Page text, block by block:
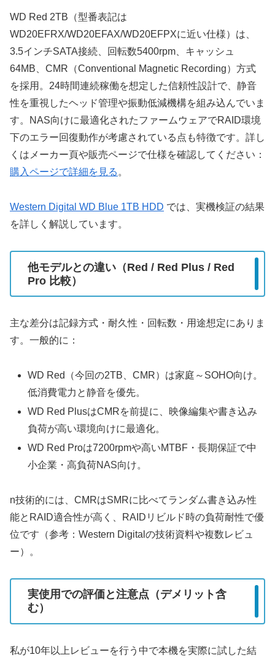
WD Red 2TB（型番表記は
WD20EFRX/WD20EFAX/WD20EFPXに近い仕様）は、
3.5インチSATA接続、回転数5400rpm、キャッシュ
64MB、CMR（Conventional Magnetic Recording）方式
を採用。24時間連続稼働を想定した信頼性設計で、静音
性を重視したヘッド管理や振動低減機構を組み込んでいま
す。NAS向けに最適化されたファームウェアでRAID環境
下のエラー回復動作が考慮されている点も特徴です。詳し
くはメーカー頁や販売ページで仕様を確認してください：
購入ページで詳細を見る。
Western Digital WD Blue 1TB HDD では、実機検証の結果
を詳しく解説しています。
他モデルとの違い（Red / Red Plus / Red
Pro 比較）
主な差分は記録方式・耐久性・回転数・用途想定にありま
す。一般的に：
WD Red（今回の2TB、CMR）は家庭～SOHO向け。
低消費電力と静音を優先。
WD Red PlusはCMRを前提に、映像編集や書き込み
負荷が高い環境向けに最適化。
WD Red Proは7200rpmや高いMTBF・長期保証で中
小企業・高負荷NAS向け。
n技術的には、CMRはSMRに比べてランダム書き込み性
能とRAID適合性が高く、RAIDリビルド時の負荷耐性で優
位です（参考：Western Digitalの技術資料や複数レビュ
ー）。
実使用での評価と注意点（デメリット含
む）
私が10年以上レビューを行う中で本機を実際に試した結